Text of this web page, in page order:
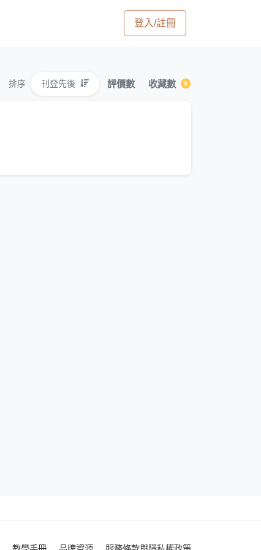
登入/註冊
排序 刊登先後 評價數 收藏數